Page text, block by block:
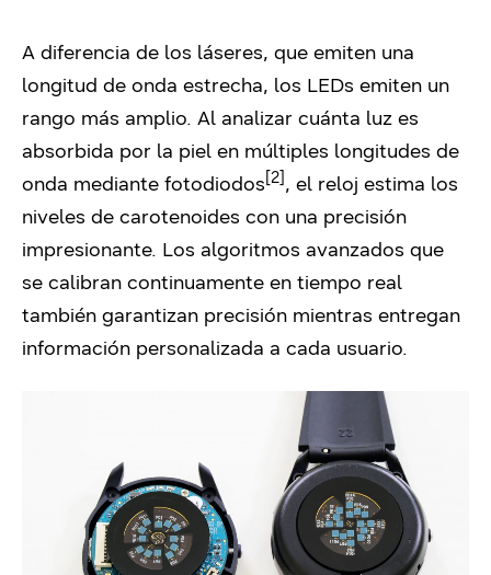
A diferencia de los láseres, que emiten una
longitud de onda estrecha, los LEDs emiten un
rango más amplio. Al analizar cuánta luz es
absorbida por la piel en múltiples longitudes de
onda mediante fotodiodos[2] , el reloj estima los
niveles de carotenoides con una precisión
impresionante. Los algoritmos avanzados que
se calibran continuamente en tiempo real
también garantizan precisión mientras entregan
información personalizada a cada usuario.